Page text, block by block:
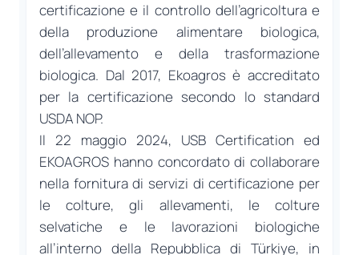
certificazione e il controllo dell’agricoltura e
della produzione alimentare biologica,
dell’allevamento e della trasformazione
biologica. Dal 2017, Ekoagros è accreditato
per la certificazione secondo lo standard
USDA NOP.
Il 22 maggio 2024, USB Certification ed
EKOAGROS hanno concordato di collaborare
nella fornitura di servizi di certificazione per
le colture, gli allevamenti, le colture
selvatiche e le lavorazioni biologiche
all’interno della Repubblica di Türkiye, in